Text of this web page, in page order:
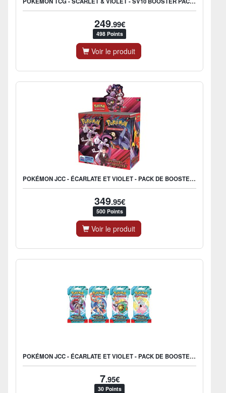
249.99€
498 Points
Voir le produit
POKÉMON JCC - ÉCARLATE ET VIOLET - PACK DE BOOSTER EV10 RIVALITÉS DESTINÉES (DISPLAY X36) - FR
349.95€
500 Points
Voir le produit
POKÉMON JCC - ÉCARLATE ET VIOLET - PACK DE BOOSTER BLISTER EV09 AVENTURES ENSEMBLE (1 BOOSTER ALÉATOIRE) - FR
7.95€
30 Points